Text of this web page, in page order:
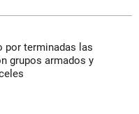
por terminadas las
grupos armados y